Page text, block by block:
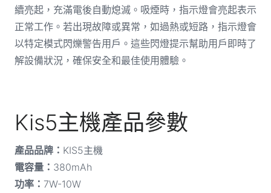
續亮起，充滿電後自動熄滅。吸煙時，指示燈會亮起表示
正常工作。若出現故障或異常，如過熱或短路，指示燈會
以特定模式閃爍警告用戶。這些閃燈提示幫助用戶即時了
解設備狀況，確保安全和最佳使用體驗。
Kis5主機產品參數
產品品牌： KIS5主機
電容量： 380mAh
功率： 7W-10W